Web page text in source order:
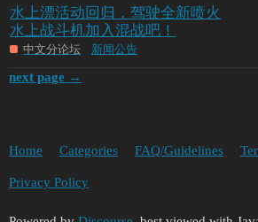
水上漂活动回归，驾驶全新喷火
水上战斗机加入混战吧！
中文分论坛 新闻公告
next page →
Home Categories FAQ/Guidelines
Privacy Policy